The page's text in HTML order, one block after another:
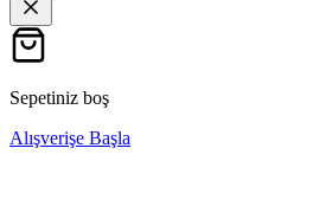
Sepetiniz boş
Alışverişe Başla